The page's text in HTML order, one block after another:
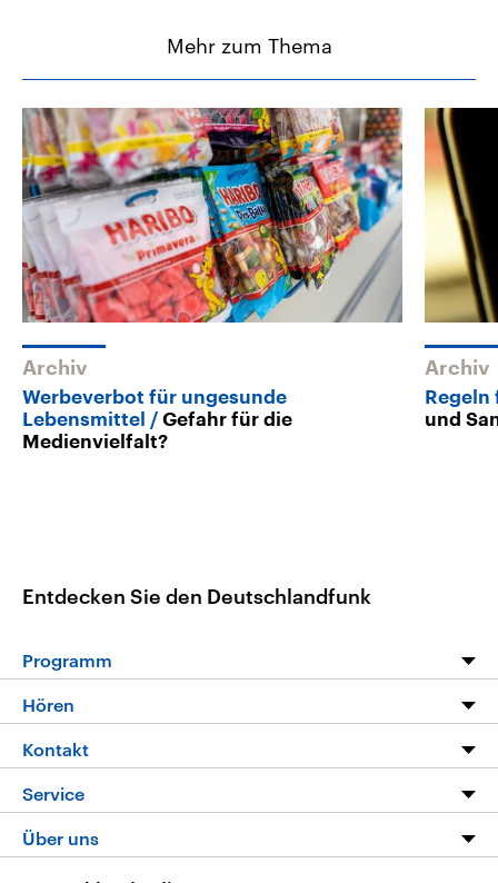
Mehr zum Thema
Archiv
Werbeverbot für ungesunde
Lebensmittel
Gefahr für die
Medienvielfalt?
Archiv
Regeln
und
Entdecken Sie den Deutschlandfunk
Programm
Programm
Die Nachrichten
Nachrichtenleicht
Neue Beiträge auf dlf.de
Hören
Livestream
Podcasts
Deutschlandfunk App
Kontakt
Hörerservice
Service
FAQ
Über uns